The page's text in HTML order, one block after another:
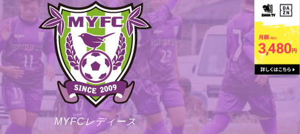
MYFCレディース